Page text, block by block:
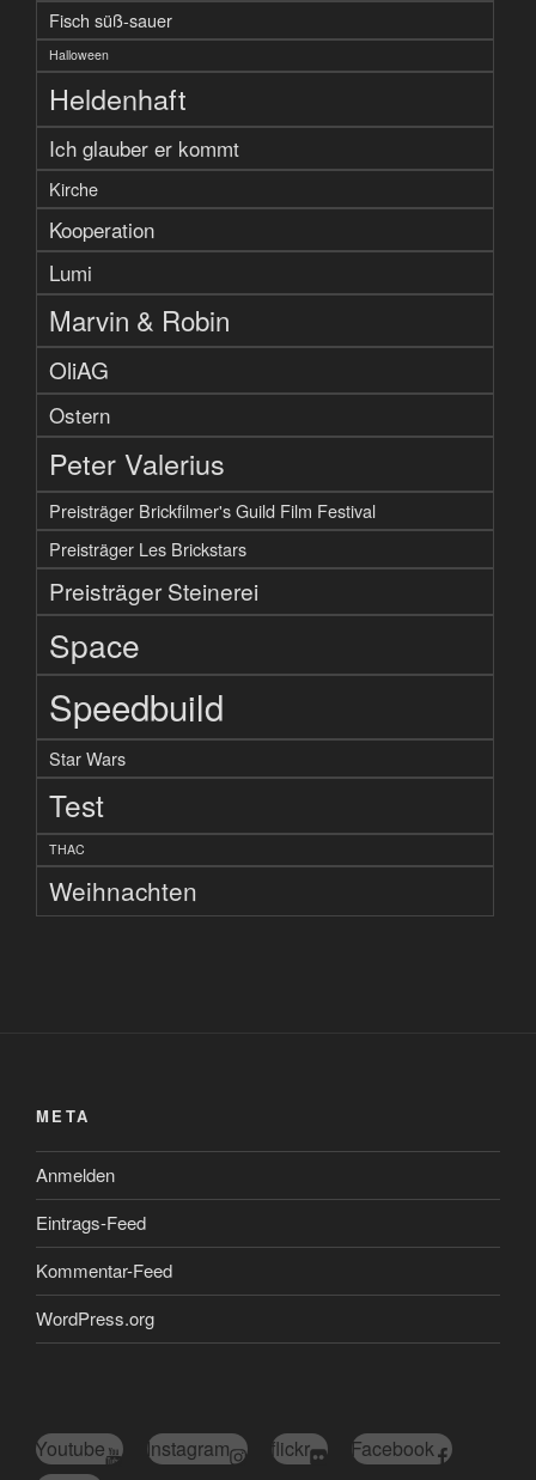
Fisch süß-sauer
Halloween
Heldenhaft
Ich glauber er kommt
Kirche
Kooperation
Lumi
Marvin & Robin
OliAG
Ostern
Peter Valerius
Preisträger Brickfilmer's Guild Film Festival
Preisträger Les Brickstars
Preisträger Steinerei
Space
Speedbuild
Star Wars
Test
THAC
Weihnachten
META
Anmelden
Eintrags-Feed
Kommentar-Feed
WordPress.org
Youtube Instagram flickr
Facebook